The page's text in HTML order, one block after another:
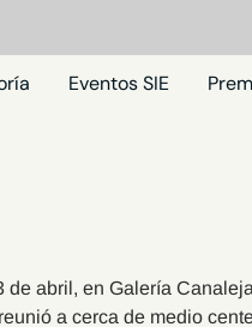
Eventos SIE
abril, en Galería
a cerca de medio